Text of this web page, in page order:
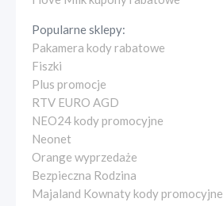
Popularne sklepy:
Pakamera kody rabatowe
Fiszki
Plus promocje
RTV EURO AGD
NEO24 kody promocyjne
Neonet
Orange wyprzedaże
Bezpieczna Rodzina
Majaland Kownaty kody promocyjne